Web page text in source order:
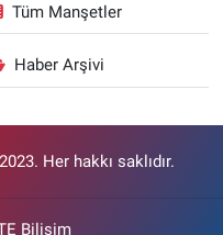
Tüm Manşetler
Haber Arşivi
Her hakkı saklıdır.
Bilişim